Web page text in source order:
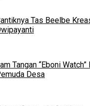
Tas Beelbe
Tangan “Eboni
Desa